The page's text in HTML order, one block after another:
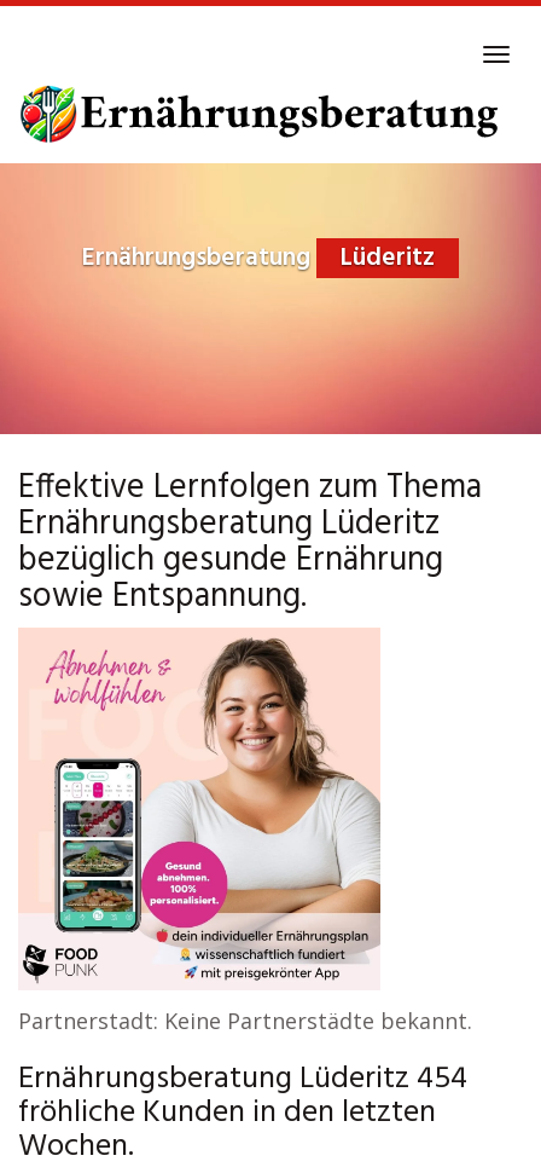
main
content
Ernährungsberatung Lüderitz
Effektive Lernfolgen zum Thema
Ernährungsberatung Lüderitz
bezüglich gesunde Ernährung
sowie Entspannung.
Partnerstadt: Keine Partnerstädte bekannt.
Ernährungsberatung Lüderitz 454
fröhliche Kunden in den letzten
Wochen.